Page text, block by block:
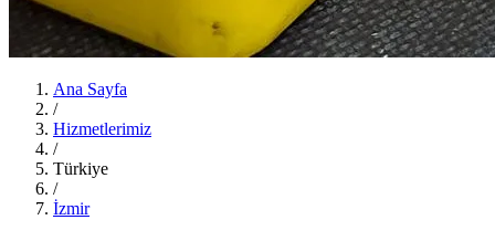
Ana Sayfa
/
Hizmetlerimiz
/
Türkiye
/
İzmir